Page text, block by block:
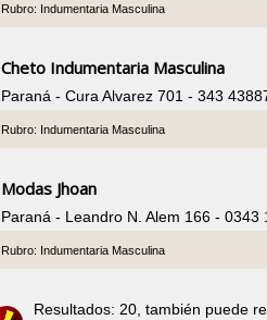
Rubro: Indumentaria Masculina
Cheto Indumentaria Masculina
Paraná - Cura Alvarez 701 - 343
Rubro: Indumentaria Masculina
Modas Jhoan
Paraná - Leandro N. Alem 166 - 0343
Rubro: Indumentaria Masculina
Resultados: 20, también puede